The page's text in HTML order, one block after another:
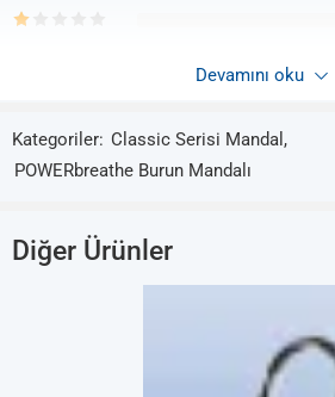
Henüz hiç yorum yok.
Devamını oku
Kategoriler: Classic Serisi Mandal ,
POWERbreathe Burun Mandalı
Diğer Ürünler